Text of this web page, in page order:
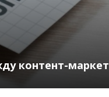
контент-